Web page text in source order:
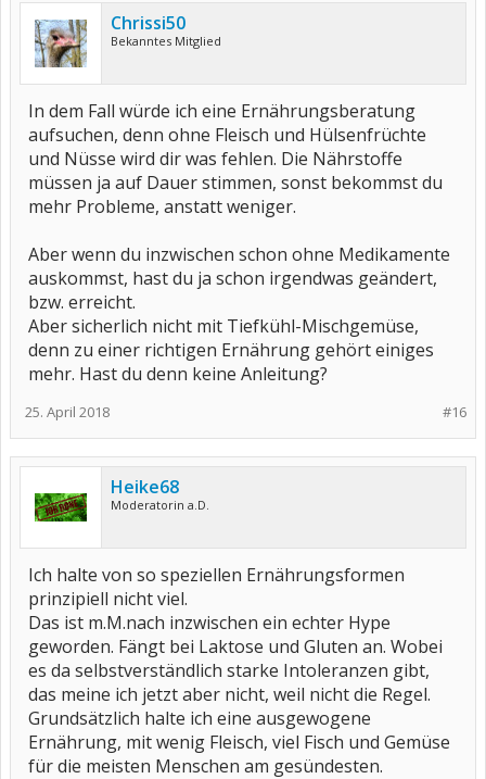
Chrissi50
Bekanntes Mitglied
In dem Fall würde ich eine Ernährungsberatung
aufsuchen, denn ohne Fleisch und Hülsenfrüchte
und Nüsse wird dir was fehlen. Die Nährstoffe
müssen ja auf Dauer stimmen, sonst bekommst du
mehr Probleme, anstatt weniger.
Aber wenn du inzwischen schon ohne Medikamente
auskommst, hast du ja schon irgendwas geändert,
bzw. erreicht.
Aber sicherlich nicht mit Tiefkühl-Mischgemüse,
denn zu einer richtigen Ernährung gehört einiges
mehr. Hast du denn keine Anleitung?
#16
25. April 2018
Heike68
Moderatorin a.D.
Ich halte von so speziellen Ernährungsformen
prinzipiell nicht viel.
Das ist m.M.nach inzwischen ein echter Hype
geworden. Fängt bei Laktose und Gluten an. Wobei
es da selbstverständlich starke Intoleranzen gibt,
das meine ich jetzt aber nicht, weil nicht die Regel.
Grundsätzlich halte ich eine ausgewogene
Ernährung, mit wenig Fleisch, viel Fisch und Gemüse
für die meisten Menschen am gesündesten.